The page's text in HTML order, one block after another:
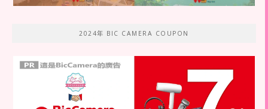
2024年 BIC CAMERA COUPON